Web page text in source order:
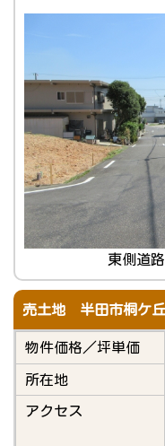
東側道
売土地 半田市桐ケ
物件価格／坪単価
所在地
アクセス